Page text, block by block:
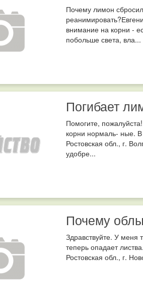
Почему лимон
внимание на корни -
побольше света, вла...
Погибает
Помогите,
корни нормаль- ные.
Ростовская обл., г.
удобре...
Почему
Здравствуйте. У меня
теперь опадает
Ростовская обл., г.